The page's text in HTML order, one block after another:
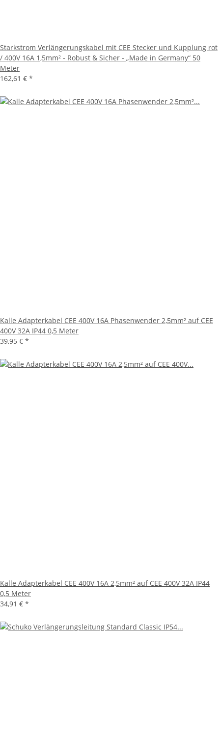
Starkstrom Verlängerungskabel mit CEE Stecker und Kupplung rot
/ 400V 16A 1,5mm² - Robust & Sicher - „Made in Germany“ 50
Meter
162,61 € *
Kalle Adapterkabel CEE 400V 16A Phasenwender 2,5mm² auf CEE
400V 32A IP44 0,5 Meter
39,95 € *
Kalle Adapterkabel CEE 400V 16A 2,5mm² auf CEE 400V 32A IP44
0,5 Meter
34,91 € *